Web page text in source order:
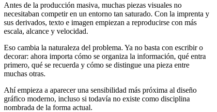
Antes de la producción masiva, muchas piezas visuales no
necesitaban competir en un entorno tan saturado. Con la imprenta y
sus derivados, texto e imagen empiezan a reproducirse con más
escala, alcance y velocidad.
Eso cambia la naturaleza del problema. Ya no basta con escribir o
decorar: ahora importa cómo se organiza la información, qué entra
primero, qué se recuerda y cómo se distingue una pieza entre
muchas otras.
Ahí empieza a aparecer una sensibilidad más próxima al diseño
gráfico moderno, incluso si todavía no existe como disciplina
nombrada de la forma actual.